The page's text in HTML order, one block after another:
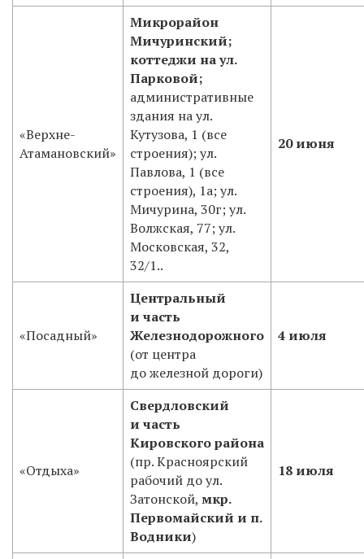
«Верхне-
Атамановский»
Микрорайон
Мичуринский;
коттеджи на ул.
Парковой;
административные
здания на ул.
Кутузова, 1 (все
строения); ул.
Павлова, 1 (все
строения), 1а; ул.
Мичурина, 30г; ул.
Волжская, 77; ул.
Московская, 32,
32/1..
20 июня
«Посадный»
Центральный
и часть
Железнодорожного
(от центра
до железной дороги)
4 июля
«Отдыха»
Свердловский
и часть
Кировского района
(пр. Красноярский
рабочий до ул.
Затонской, мкр.
Первомайский и п.
Водники)
18 июля